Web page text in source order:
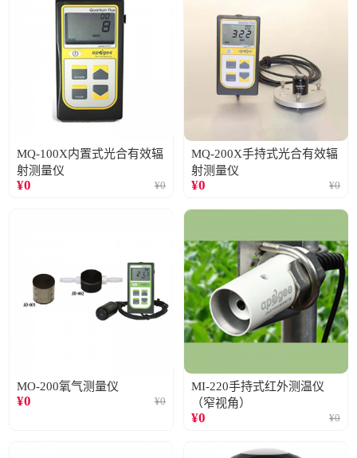
MQ-100X内置式光合有效辐
射测量仪
¥0 ¥0
MQ-200X手持式光合有效辐
射测量仪
¥0 ¥0
MO-200氧气测量仪
¥0 ¥0
MI-220手持式红外测温仪
（窄视角）
¥0 ¥0